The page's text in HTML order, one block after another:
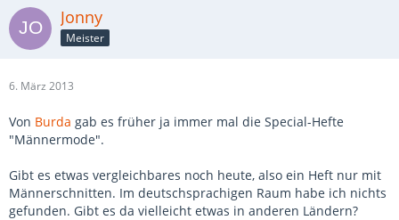
Jonny
Meister
6. März 2013
Von Burda gab es früher ja immer mal die Special-Hefte
"Männermode".
Gibt es etwas vergleichbares noch heute, also ein Heft nur mit
Männerschnitten. Im deutschsprachigen Raum habe ich nichts
gefunden. Gibt es da vielleicht etwas in anderen Ländern?